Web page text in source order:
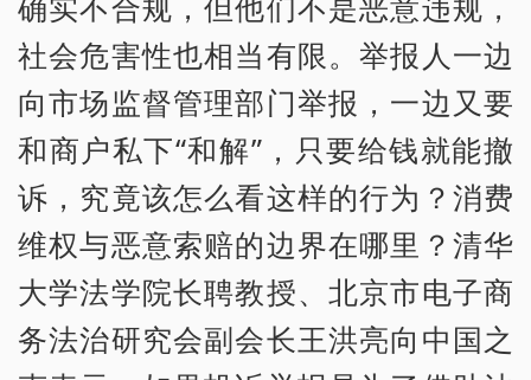
社会危害性也相当有限。举报人一边
向市场监督管理部门举报，一边又要
和商户私下“和解”，只要给钱就能撤
诉，究竟该怎么看这样的行为？消费
维权与恶意索赔的边界在哪里？清华
大学法学院长聘教授、北京市电子商
务法治研究会副会长王洪亮向中国之